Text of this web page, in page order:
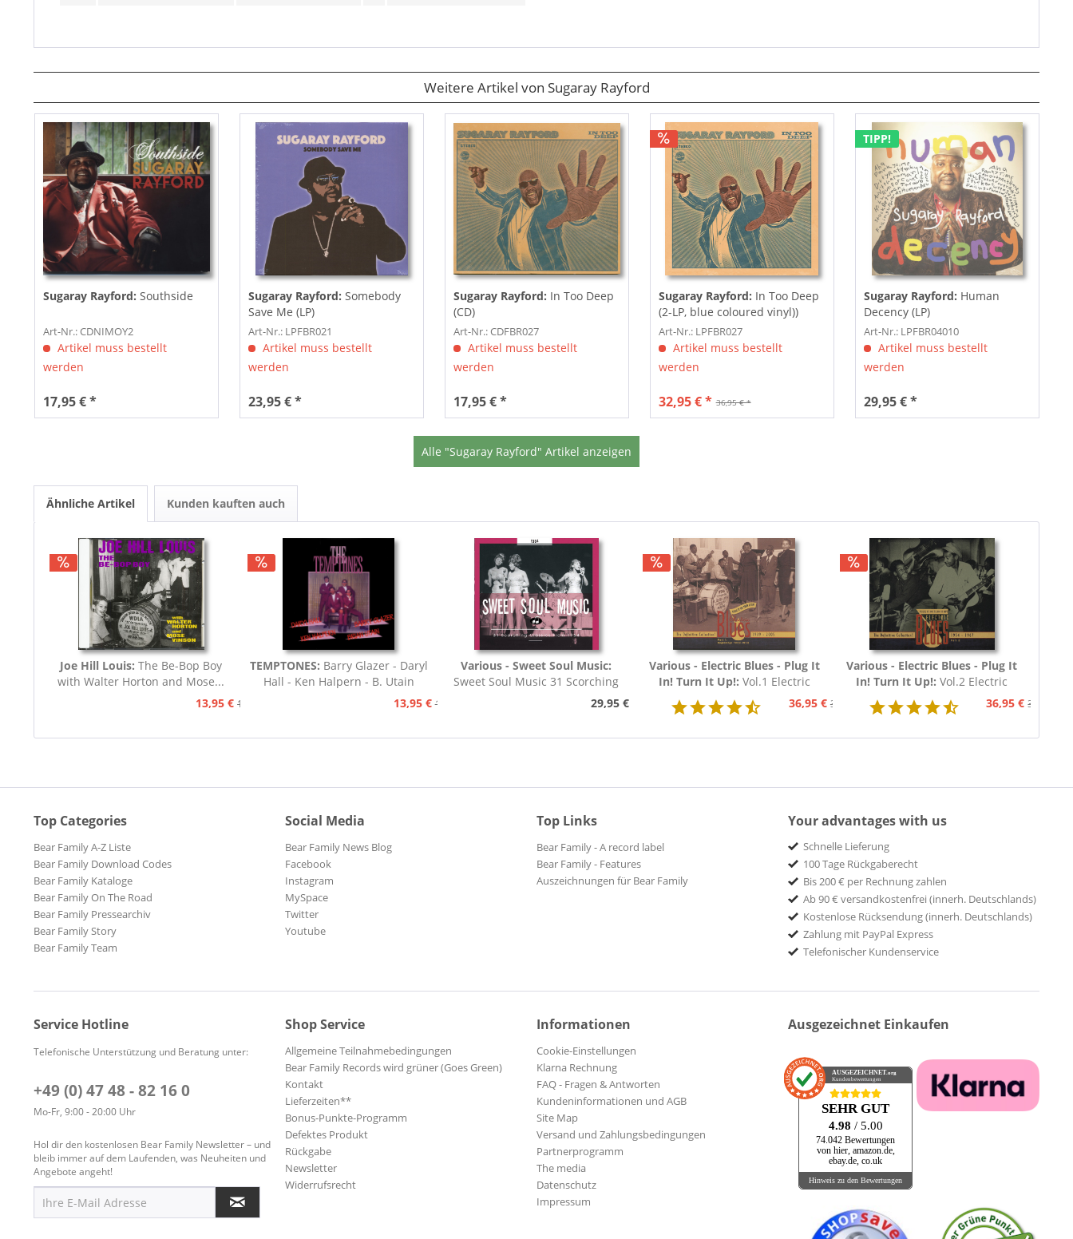
Weitere Artikel von Sugaray Rayford
Sugaray Rayford: Southside
Art-Nr.: CDNIMOY2
Artikel muss bestellt
werden
17,95 € *
Sugaray Rayford: Somebody
Save Me (LP)
Art-Nr.: LPFBR021
Artikel muss bestellt
werden
23,95 € *
Sugaray Rayford: In Too Deep
(CD)
Art-Nr.: CDFBR027
Artikel muss bestellt
werden
17,95 € *
Sugaray Rayford: In Too Deep
(2-LP, blue coloured vinyl))
Art-Nr.: LPFBR027
Artikel muss bestellt
werden
36,95 € *
32,95 € *
TIPP!
Sugaray Rayford: Human
Decency (LP)
Art-Nr.: LPFBR04010
Artikel muss bestellt
werden
29,95 € *
Alle "Sugaray Rayford" Artikel anzeigen
Ähnliche Artikel Kunden kauften auch
Joe Hill Louis: The Be-Bop Boy
with Walter Horton and Mose...
13,95 € 15,95 €
TEMPTONES: Barry Glazer - Daryl
Hall - Ken Halpern - B. Utain
13,95 € 15,95 €
Various - Sweet Soul Music:
Sweet Soul Music 31 Scorching
29,95 €
Various - Electric Blues - Plug It
In! Turn It Up!: Vol.1 Electric
Blues 1939 - 1954 (3-CD)36,95 € 39,95 €
Various - Electric Blues - Plug It
In! Turn It Up!: Vol.2 Electric
Blues 1954 - 1967 (3-CD)36,95 € 39,95 €
Top Categories
Bear Family A-Z Liste
Bear Family Download Codes
Bear Family Kataloge
Bear Family On The Road
Bear Family Pressearchiv
Bear Family Story
Bear Family Team
Social Media
Bear Family News Blog
Facebook
Instagram
MySpace
Twitter
Youtube
Top Links
Bear Family - A record label
Bear Family - Features
Auszeichnungen für Bear Family
Your advantages with us
Schnelle Lieferung
100 Tage Rückgaberecht
Bis 200 € per Rechnung zahlen
Ab 90 € versandkostenfrei (innerh. Deutschlands)
Kostenlose Rücksendung (innerh. Deutschlands)
Zahlung mit PayPal Express
Telefonischer Kundenservice
Service Hotline
Telefonische Unterstützung und Beratung unter:
+49 (0) 47 48 - 82 16 0
Mo-Fr, 9:00 - 20:00 Uhr
Hol dir den kostenlosen Bear Family Newsletter – und
bleib immer auf dem Laufenden, was Neuheiten und
Angebote angeht!
Shop Service
Allgemeine Teilnahmebedingungen
Bear Family Records wird grüner (Goes Green)
Kontakt
Lieferzeiten**
Bonus-Punkte-Programm
Defektes Produkt
Rückgabe
Newsletter
Widerrufsrecht
Informationen
Cookie-Einstellungen
Klarna Rechnung
FAQ - Fragen & Antworten
Kundeninformationen und AGB
Site Map
Versand und Zahlungsbedingungen
Partnerprogramm
The media
Datenschutz
Impressum
Ausgezeichnet Einkaufen
AUSGEZEICHNET .org
Kundenbewertungen
SEHR GUT
4.98 / 5.00
74.042 Bewertungen
von hier, amazon.de,
ebay.de, co.uk
Hinweis zu den Bewertungen